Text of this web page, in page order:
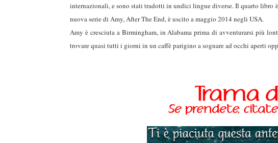
internazionali, e sono stati tradotti in undici lingue diverse. Il quarto
nuova serie di Amy, After The End, è uscito a maggio 2014 negli USA.
Amy è cresciuta a Birmingham, in Alabama prima di avventurarsi più
trovare quasi tutti i giorni in un caffè parigino a sognare ad occhi aperti